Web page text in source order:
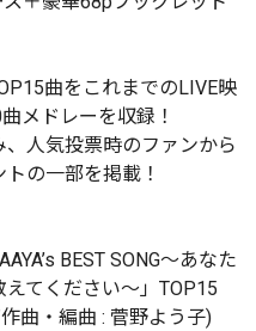
曲をこれまでのLIVE映
メドレーを収録！
、人気投票時のファンから
の一部を掲載！
BEST SONG〜あなた
てください〜」TOP15
曲・編曲 : 菅野よう子)